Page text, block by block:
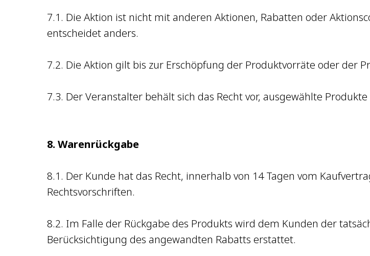
7.1. Die Aktion ist nicht mit anderen Aktionen, Rabatten oder
entscheidet anders.
7.2. Die Aktion gilt bis zur Erschöpfung der Produktvorräte oder der
7.3. Der Veranstalter behält sich das Recht vor, ausgewählte
8. Warenrückgabe
8.1. Der Kunde hat das Recht, innerhalb von 14 Tagen vom
Rechtsvorschriften.
8.2. Im Falle der Rückgabe des Produkts wird dem Kunden der
Berücksichtigung des angewandten Rabatts erstattet.